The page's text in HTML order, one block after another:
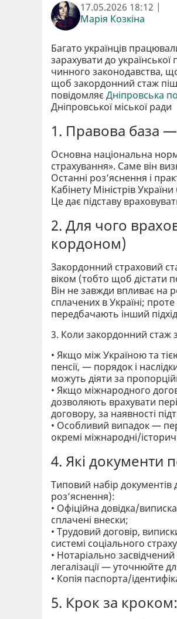
17.05.2026 18:12 |
Марія Козкіна
Багато українців
зарахувати до
чинного законодавства,
щоб закордонний стаж
повідомляєДніпровська
Дніпровської міської ради
1. Правова база
Основна національна
страхування». Саме він
Останні роз’яснення і
Кабінету Міністрів
Це дає підставу
2. Для чого
кордоном)
Закордонний страховий
віком (тобто щоб дістати
Він не завжди впливає на
сплачених в Україні;
передбачають інший
3. Коли закордонний стаж
• Якщо між Україною та
пенсії, — порядок і
можуть діяти за
• Якщо міжнародного
дозволяють врахувати
договору, за наявності
• Особливий випадок —
окремі міжнародні/
4. Які документи
Типовий набір
роз’яснення):
• Офіційна довідка/
сплачені внески;
• Трудовий договір,
системі соціального
• Нотаріально
легалізації — уточнюйте
• Копія паспорта/
5. Крок за